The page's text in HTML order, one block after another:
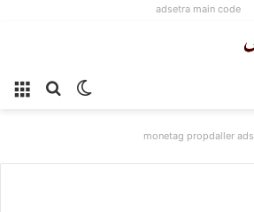
adsetra main code
بحث الوضع
monetag propdaller ads